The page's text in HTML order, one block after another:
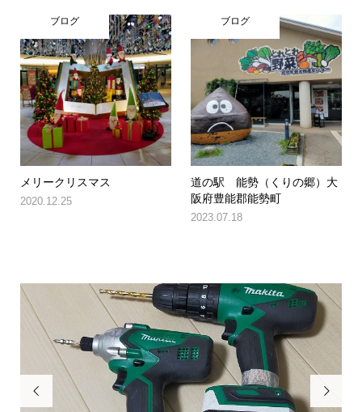
ブログ
メリークリスマス
2020.12.25
ブログ
道の駅 能勢（くりの郷）大
阪府豊能郡能勢町
2023.07.18
 